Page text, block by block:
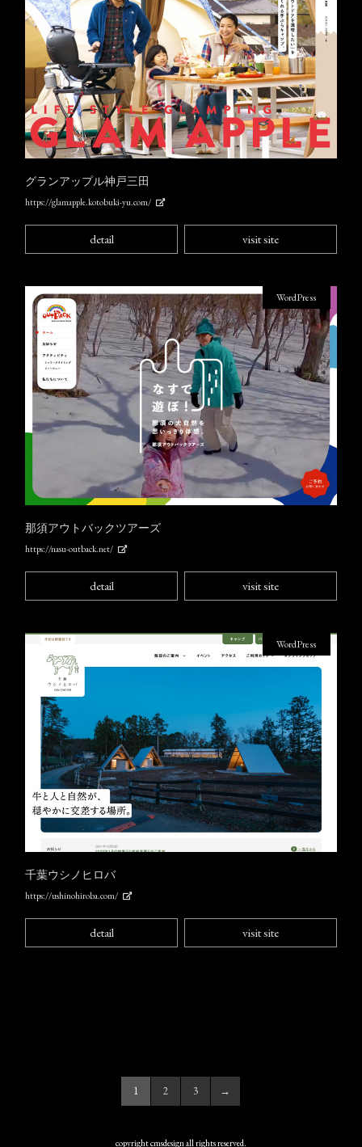
グランアップル神戸三田
https://glamapple.kotobuki-yu.com/
detail visit site
那須アウトバックツアーズ
https://nasu-outback.net/
WordPress
detail visit site
千葉ウシノヒロバ
https://ushinohiroba.com/
WordPress
detail visit site
1 2 3 →
copyright cmsdesign all rights reserved.